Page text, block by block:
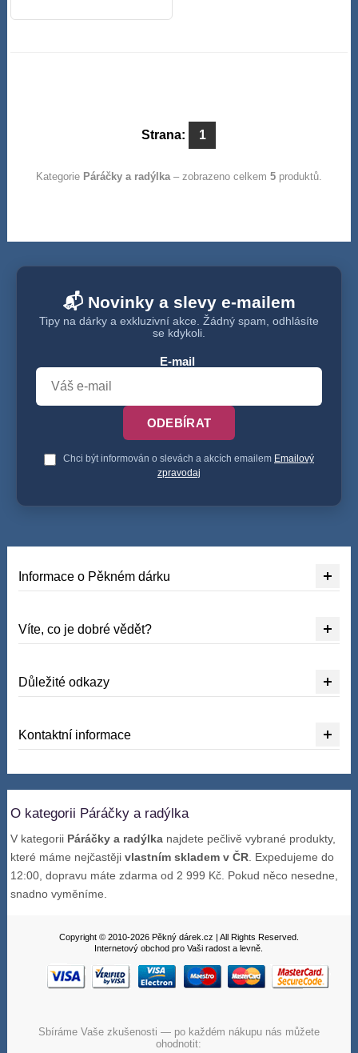
Strana: 1
Kategorie Páráčky a radýlka– zobrazeno celkem 5produktů.
📬 Novinky a slevy e-mailem
Tipy na dárky a exkluzivní akce. Žádný spam, odhlásíte
se kdykoli.
E-mail
ODEBÍRAT
Chci být informován o slevách a akcích emailem Emailový
zpravodaj
Informace o Pěkném dárku
Víte, co je dobré vědět?
Důležité odkazy
Kontaktní informace
O kategorii Páráčky a radýlka
V kategorii Páráčky a radýlka najdete pečlivě vybrané produkty,
které máme nejčastějivlastním skladem v ČR . Expedujeme do
12:00, dopravu máte zdarma od 2 999 Kč. Pokud něco nesedne,
snadno vyměníme.
Copyright © 2010-2026 Pěkný dárek.cz | All Rights Reserved.
Internetový obchod pro Vaši radost a levně.
Sbíráme Vaše zkušenosti — po každém nákupu nás můžete
ohodnotit: